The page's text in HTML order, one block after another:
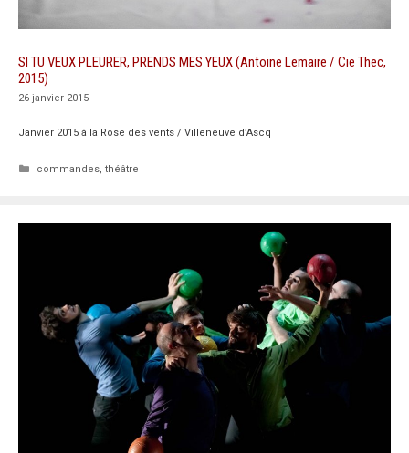
SI TU VEUX PLEURER, PRENDS MES YEUX (Antoine Lemaire / Cie Thec,
2015)
26 janvier 2015
Janvier 2015 à la Rose des vents / Villeneuve d’Ascq
Catégories
commandes, théâtre